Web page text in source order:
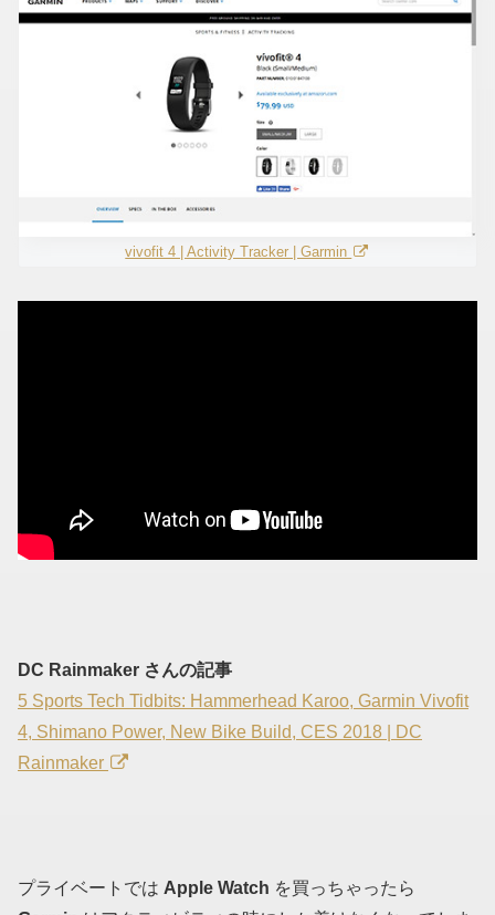
vivofit 4 | Activity Tracker | Garmin
DC Rainmaker さんの記事
5 Sports Tech Tidbits: Hammerhead Karoo, Garmin Vivofit
4, Shimano Power, New Bike Build, CES 2018 | DC
Rainmaker
プライベートでは Apple Watch を買っちゃったら